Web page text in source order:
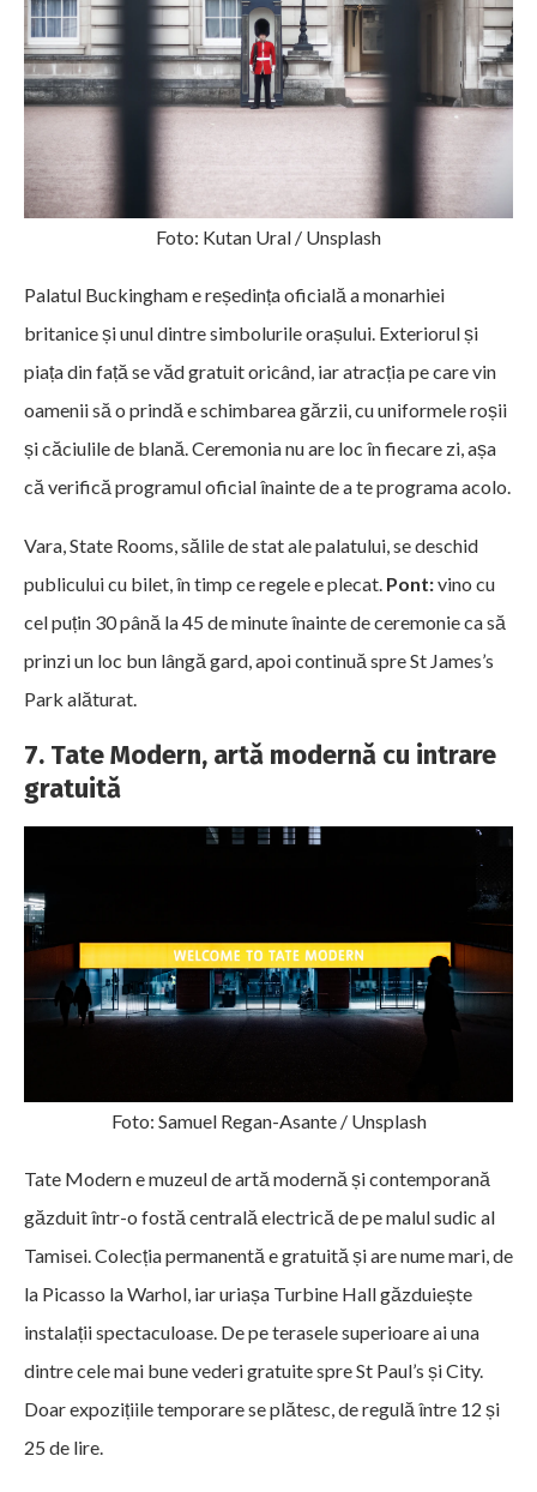
Foto: Kutan Ural / Unsplash
Palatul Buckingham e reședința oficială a monarhiei
britanice și unul dintre simbolurile orașului. Exteriorul și
piața din față se văd gratuit oricând, iar atracția pe care vin
oamenii să o prindă e schimbarea gărzii, cu uniformele roșii
și căciulile de blană. Ceremonia nu are loc în fiecare zi, așa
că verifică programul oficial înainte de a te programa acolo.
Vara, State Rooms, sălile de stat ale palatului, se deschid
publicului cu bilet, în timp ce regele e plecat. Pont:vino cu
cel puțin 30 până la 45 de minute înainte de ceremonie ca să
prinzi un loc bun lângă gard, apoi continuă spre St James’s
Park alăturat.
7. Tate Modern, artă modernă cu intrare
gratuită
Foto: Samuel Regan-Asante / Unsplash
Tate Modern e muzeul de artă modernă și contemporană
găzduit într-o fostă centrală electrică de pe malul sudic al
Tamisei. Colecția permanentă e gratuită și are nume mari, de
la Picasso la Warhol, iar uriașa Turbine Hall găzduiește
instalații spectaculoase. De pe terasele superioare ai una
dintre cele mai bune vederi gratuite spre St Paul’s și City.
Doar expozițiile temporare se plătesc, de regulă între 12 și
25 de lire.